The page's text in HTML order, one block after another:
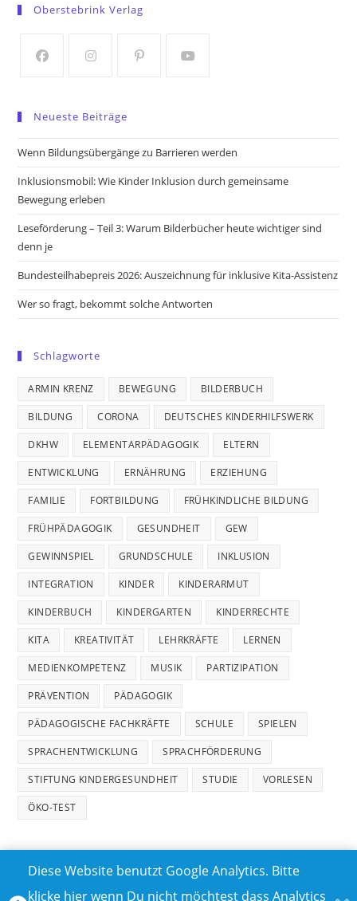
a
tab
tab
Oberstebrink Verlag
a
new
new
a
new
new
Neueste Beiträge
Wenn Bildungsübergänge zu Barrieren werden
Inklusionsmobil: Wie Kinder Inklusion durch gemeinsame
Bewegung erleben
Leseförderung – Teil 3: Warum Bilderbücher heute wichtiger sind
denn je
Bundesteilhabepreis 2026: Auszeichnung für inklusive Kita-Assistenz
Wer so fragt, bekommt solche Antworten
Schlagworte
ARMIN KRENZ BEWEGUNG BILDERBUCH
BILDUNG CORONA DEUTSCHES KINDERHILFSWERK
DKHW ELEMENTARPÄDAGOGIK ELTERN
ENTWICKLUNG ERNÄHRUNG ERZIEHUNG
FAMILIE FORTBILDUNG FRÜHKINDLICHE BILDUNG
FRÜHPÄDAGOGIK GESUNDHEIT GEW
GEWINNSPIEL GRUNDSCHULE INKLUSION
INTEGRATION KINDER KINDERARMUT
KINDERBUCH KINDERGARTEN KINDERRECHTE
KITA KREATIVITÄT LEHRKRÄFTE LERNEN
MEDIENKOMPETENZ MUSIK PARTIZIPATION
PRÄVENTION PÄDAGOGIK
PÄDAGOGISCHE FACHKRÄFTE SCHULE SPIELEN
SPRACHENTWICKLUNG SPRACHFÖRDERUNG
STIFTUNG KINDERGESUNDHEIT STUDIE VORLESEN
ÖKO-TEST
Diese Website benutzt Google Analytics. Bitte
klicke hier wenn Du nicht möchtest dass Analytics